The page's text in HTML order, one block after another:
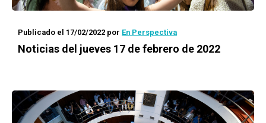
Publicado el 17/02/2022 por En Perspectiva
Noticias del jueves 17 de febrero de 2022